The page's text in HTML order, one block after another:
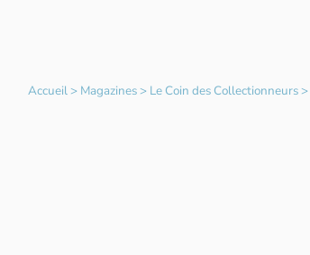
Accueil> Magazines> Le Coin des Collectionneurs>